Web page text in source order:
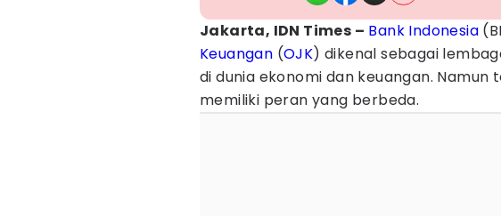
Jakarta, IDN Times – Bank Indonesia
Keuangan (OJK) dikenal sebagai
di dunia ekonomi dan keuangan.
memiliki peran yang berbeda.